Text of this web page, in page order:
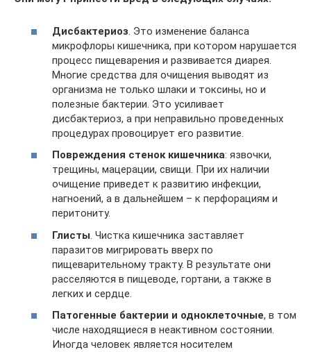
Дисбактериоз . Это изменение баланса
микрофлоры кишечника, при котором нарушается
процесс пищеварения и развивается диарея.
Многие средства для очищения выводят из
организма не только шлаки и токсины, но и
полезные бактерии. Это усиливает
дисбактериоз, а при неправильно проведенных
процедурах провоцирует его развитие.
Повреждения стенок кишечника: язвочки,
трещины, мацерации, свищи. При их наличии
очищение приведет к развитию инфекции,
нагноений, а в дальнейшем – к перфорациям и
перитониту.
Глисты . Чистка кишечника заставляет
паразитов мигрировать вверх по
пищеварительному тракту. В результате они
расселяются в пищеводе, гортани, а также в
легких и сердце.
Патогенные бактерии и одноклеточные, в том
числе находящиеся в неактивном состоянии.
Иногда человек является носителем